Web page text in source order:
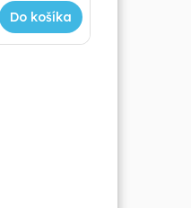
Do košíka